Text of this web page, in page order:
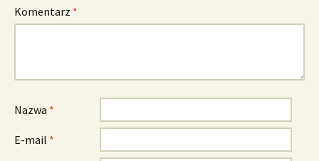
Komentarz *
Nazwa *
E-mail *